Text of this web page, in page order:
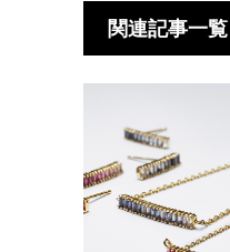
関連記事一覧